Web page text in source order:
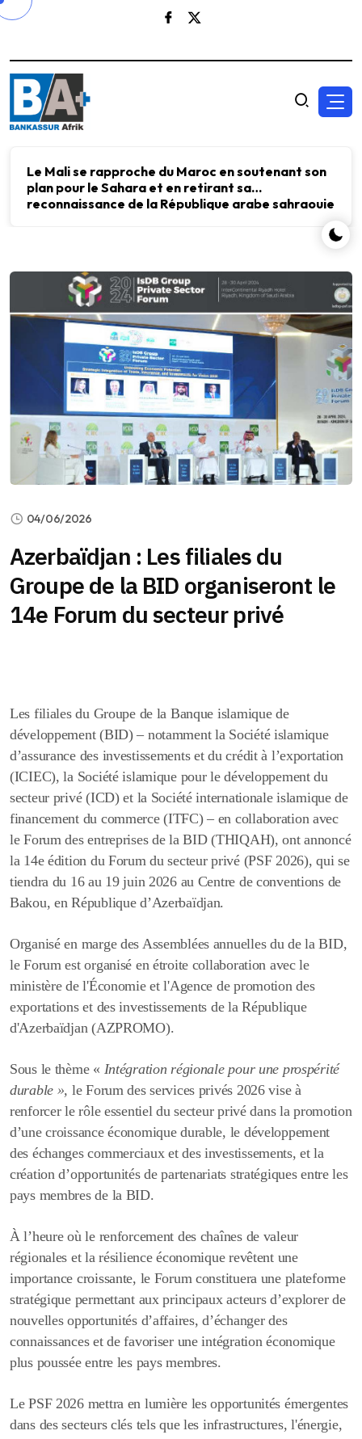
Le Mali se rapproche du Maroc en soutenant son
plan pour le Sahara et en retirant sa
reconnaissance de la République arabe sahraouie
04/06/2026
Azerbaïdjan : Les filiales du
Groupe de la BID organiseront le
14e Forum du secteur privé
Les filiales du Groupe de la Banque islamique de
développement (BID) – notamment la Société islamique
d’assurance des investissements et du crédit à l’exportation
(ICIEC), la Société islamique pour le développement du
secteur privé (ICD) et la Société internationale islamique de
financement du commerce (ITFC) – en collaboration avec
le Forum des entreprises de la BID (THIQAH), ont annoncé
la 14e édition du Forum du secteur privé (PSF 2026), qui se
tiendra du 16 au 19 juin 2026 au Centre de conventions de
Bakou, en République d’Azerbaïdjan.
Organisé en marge des Assemblées annuelles du de la BID,
le Forum est organisé en étroite collaboration avec le
ministère de l'Économie et l'Agence de promotion des
exportations et des investissements de la République
d'Azerbaïdjan (AZPROMO).
Sous le thème « Intégration régionale pour une prospérité
durable », le Forum des services privés 2026 vise à
renforcer le rôle essentiel du secteur privé dans la promotion
d’une croissance économique durable, le développement
des échanges commerciaux et des investissements, et la
création d’opportunités de partenariats stratégiques entre les
pays membres de la BID.
À l’heure où le renforcement des chaînes de valeur
régionales et la résilience économique revêtent une
importance croissante, le Forum constituera une plateforme
stratégique permettant aux principaux acteurs d’explorer de
nouvelles opportunités d’affaires, d’échanger des
connaissances et de favoriser une intégration économique
plus poussée entre les pays membres.
Le PSF 2026 mettra en lumière les opportunités émergentes
dans des secteurs clés tels que les infrastructures, l'énergie,